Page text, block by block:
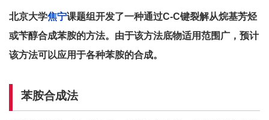
北京大学焦宁课题组开发了一种通过C-C键裂解从烷基芳烃
或苄醇合成苯胺的方法。由于该方法底物适用范围广，预计
该方法可以应用于各种苯胺的合成。
苯胺合成法